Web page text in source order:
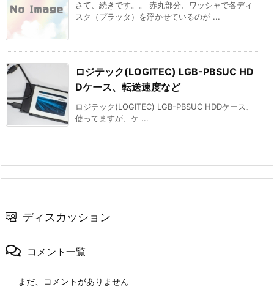
さて、続きです。。 赤丸部分、ワッシャで各ディ
スク（プラッタ）を浮かせているのが ...
ロジテック(LOGITEC) LGB-PBSUC HD
Dケース、転送速度など
ロジテック(LOGITEC) LGB-PBSUC HDDケース、
使ってますが、ケ ...
ディスカッション
コメント一覧
まだ、コメントがありません